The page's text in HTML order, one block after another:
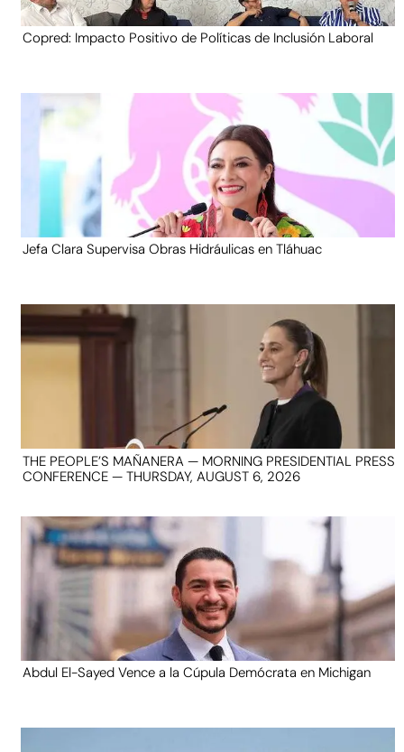
Copred: Impacto Positivo de Políticas de Inclusión Laboral
Jefa Clara Supervisa Obras Hidráulicas en Tláhuac
THE PEOPLE’S MAÑANERA — MORNING PRESIDENTIAL PRESS
CONFERENCE — THURSDAY, AUGUST 6, 2026
Abdul El-Sayed Vence a la Cúpula Demócrata en Michigan